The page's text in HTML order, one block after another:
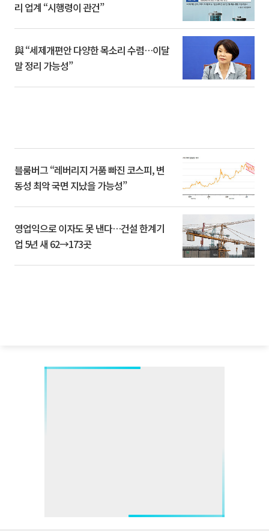
리 업계 “시행령이 관건”
與 “세제개편안 다양한 목소리 수렴…이달
말 정리 가능성”
블룸버그 “레버리지 거품 빠진 코스피, 변
동성 최악 국면 지났을 가능성”
영업익으로 이자도 못 낸다…건설 한계기
업 5년 새 62→173곳